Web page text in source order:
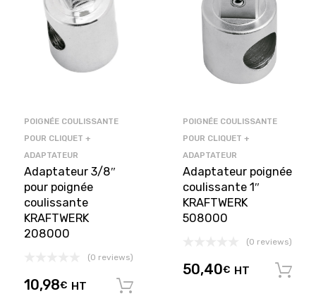
POIGNÉE COULISSANTE
POUR CLIQUET +
ADAPTATEUR
Adaptateur 3/8″
pour poignée
coulissante
KRAFTWERK
208000
(0 reviews)
10,98€ HT
POIGNÉE COULISSANTE
POUR CLIQUET +
ADAPTATEUR
Adaptateur poignée
coulissante 1″
KRAFTWERK
508000
(0 reviews)
50,40€ HT